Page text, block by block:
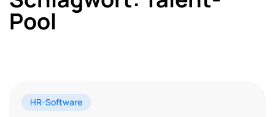
Pool
HR-Software